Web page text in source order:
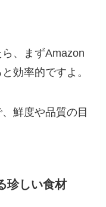
ら、まずAmazon
効率的ですよ。
鮮度や品質の目
珍しい食材